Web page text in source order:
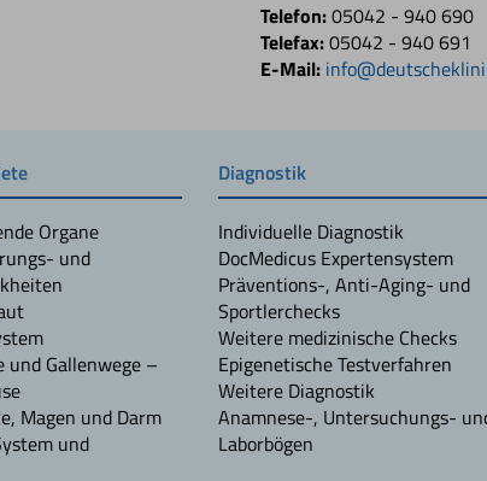
Telefon:05042 - 940 690
Telefax:05042 - 940 691
E-Mail:
Organe
und
und Gallenwege –
Magen und Darm
und
Diagnostik
Individuelle Diagnostik
DocMedicus Expertensystem
Präventions-, Anti-Aging- und
Sportlerchecks
Weitere medizinische Checks
Epigenetische Testverfahren
Weitere Diagnostik
Anamnese-, Untersuchungs-
Laborbögen